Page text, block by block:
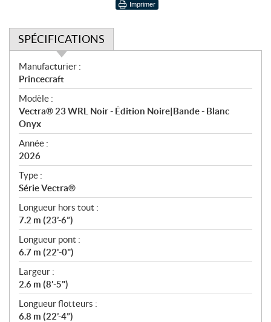
Imprimer
SPÉCIFICATIONS
S
p
é
c
i
f
i
c
a
t
i
o
n
s
Manufacturier :
Princecraft
Modèle :
Vectra® 23 WRL Noir - Édition Noire|Bande - Blanc
Onyx
Année :
2026
Type :
Série Vectra®
Longueur hors tout :
7.2 m (23’-6”)
Longueur pont :
6.7 m (22'-0")
Largeur :
2.6 m (8'-5")
Longueur flotteurs :
6.8 m (22’-4”)